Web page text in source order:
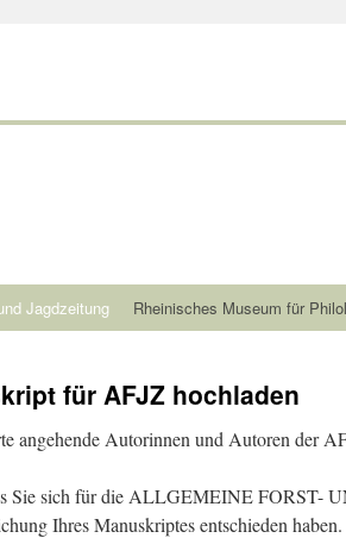
Jagdzeitung Rheinisches Museum für
für AFJZ hochladen
angehende Autorinnen und Autoren der
Sie sich für die ALLGEMEINE FORST-
Ihres Manuskriptes entschieden